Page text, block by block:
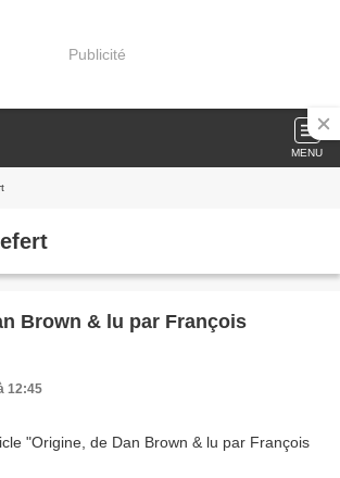
Publicité
MENU
Brown & lu par François
12:45